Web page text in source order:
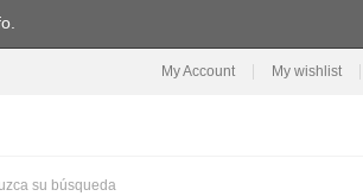
My Account My wishlist